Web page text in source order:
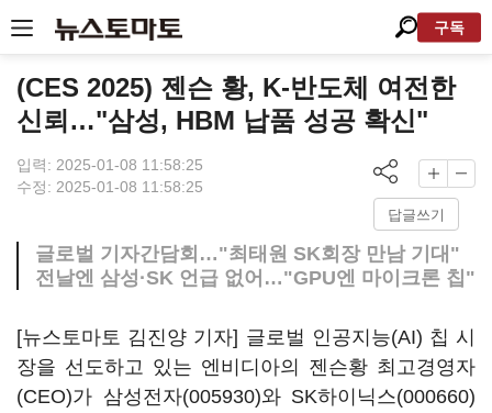
구독
(CES 2025) 젠슨 황, K-반도체 여전한
신뢰…"삼성, HBM 납품 성공 확신"
입력: 2025-01-08 11:58:25
수정: 2025-01-08 11:58:25
답글쓰기
글로벌 기자간담회…"최태원 SK회장 만남 기대"
전날엔 삼성·SK 언급 없어…"GPU엔 마이크론 칩"
[뉴스토마토 김진양 기자] 글로벌 인공지능(AI) 칩 시
장을 선도하고 있는 엔비디아의 젠슨황 최고경영자
(CEO)가 삼성전자(005930)와 SK하이닉스(000660)